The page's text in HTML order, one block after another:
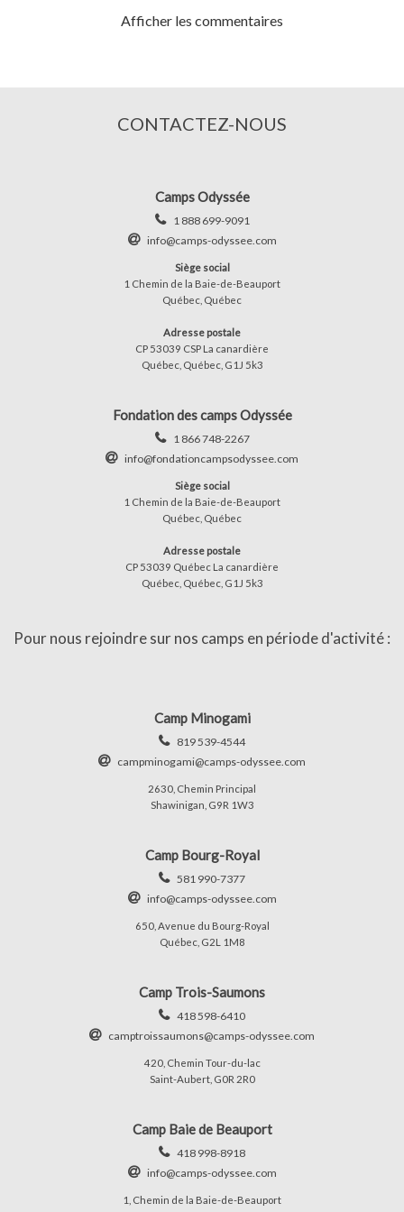
Afficher les commentaires
CONTACTEZ-NOUS
Camps Odyssée
1 888 699-9091
info@camps-odyssee.com
Siège social
1 Chemin de la Baie-de-Beauport
Québec, Québec
Adresse postale
CP 53039 CSP La canardière
Québec, Québec, G1J 5k3
Fondation des camps Odyssée
1 866 748-2267
info@fondationcampsodyssee.com
Siège social
1 Chemin de la Baie-de-Beauport
Québec, Québec
Adresse postale
CP 53039 Québec La canardière
Québec, Québec, G1J 5k3
Pour nous rejoindre sur nos camps en période d'activité :
Camp Minogami
819 539-4544
campminogami@camps-odyssee.com
2630, Chemin Principal
Shawinigan, G9R 1W3
Camp Bourg-Royal
581 990-7377
info@camps-odyssee.com
650, Avenue du Bourg-Royal
Québec, G2L 1M8
Camp Trois-Saumons
418 598-6410
camptroissaumons@camps-odyssee.com
420, Chemin Tour-du-lac
Saint-Aubert, G0R 2R0
Camp Baie de Beauport
418 998-8918
info@camps-odyssee.com
1, Chemin de la Baie-de-Beauport